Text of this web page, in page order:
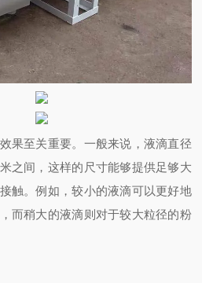
果至关重要。一般来说，液滴直径
之间，这样的尺寸能够提供足够大
触。例如，较小的液滴可以更好地
而稍大的液滴则对于较大粒径的粉